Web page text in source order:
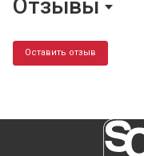
Отзывы
Оставить отзыв